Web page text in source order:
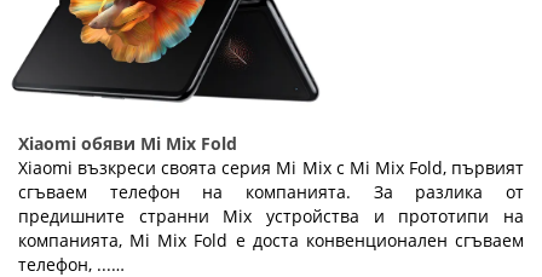
Xiaomi обяви Mi Mix Fold
Xiaomi възкреси своята серия Mi Mix с Mi Mix Fold, първият
сгъваем телефон на компанията. За разлика от
предишните странни Mix устройства и прототипи на
компанията, Mi Mix Fold е доста конвенционален сгъваем
телефон, ...…